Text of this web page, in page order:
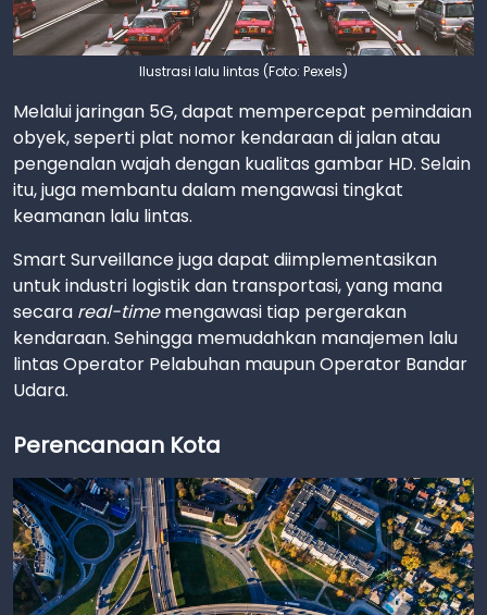
Ilustrasi lalu lintas (Foto: Pexels)
Melalui jaringan 5G, dapat mempercepat pemindaian
obyek, seperti plat nomor kendaraan di jalan atau
pengenalan wajah dengan kualitas gambar HD. Selain
itu, juga membantu dalam mengawasi tingkat
keamanan lalu lintas.
Smart Surveillance juga dapat diimplementasikan
untuk industri logistik dan transportasi, yang mana
secara real-timemengawasi tiap pergerakan
kendaraan. Sehingga memudahkan manajemen lalu
lintas Operator Pelabuhan maupun Operator Bandar
Udara.
Perencanaan Kota